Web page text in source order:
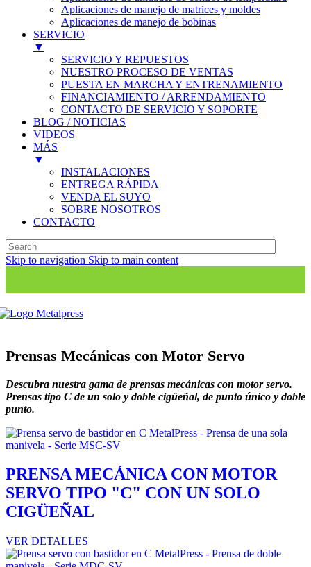
Aplicaciones de manejo de matrices y moldes
Aplicaciones de manejo de bobinas
SERVICIO
▼
SERVICIO Y REPUESTOS
NUESTRO PROCESO DE VENTAS
PUESTA EN MARCHA Y ENTRENAMIENTO
FINANCIAMIENTO / ARRENDAMIENTO
CONTACTO DE SERVICIO Y SOPORTE
BLOG / NOTICIAS
VIDEOS
MÁS
▼
INSTALACIONES
ENTREGA RÁPIDA
VENDA EL SUYO
SOBRE NOSOTROS
CONTACTO
Skip to navigation Skip to main content
Prensas Mecánicas con Motor Servo
Descubra nuestra gama de prensas mecánicas con motor servo.
Prensas tipo C de un solo y doble cigüeñal, de punto único y doble
punto.
PRENSA MECÁNICA CON MOTOR
SERVO TIPO "C" CON UN SOLO
CIGÜEÑAL
VER DETALLES